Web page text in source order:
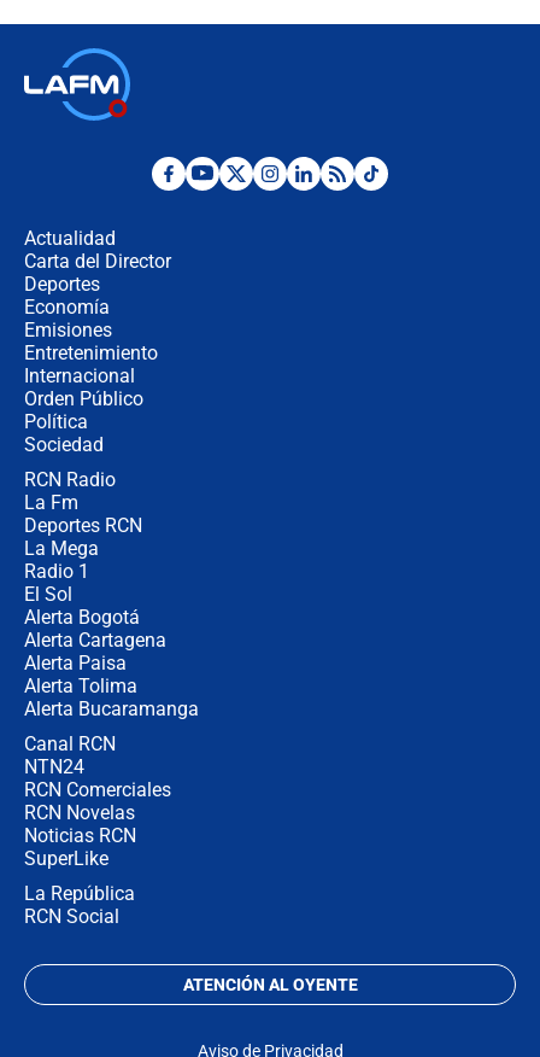
Desde dermatitis hasta infecciones:
Actualidad
Carta del Director
Deportes
Economía
Emisiones
Entretenimiento
Internacional
Orden Público
Política
Sociedad
RCN Radio
La Fm
Deportes RCN
La Mega
Radio 1
El Sol
Alerta Bogotá
Alerta Cartagena
Alerta Paisa
Alerta Tolima
Alerta Bucaramanga
Canal RCN
NTN24
RCN Comerciales
RCN Novelas
Noticias RCN
SuperLike
La República
RCN Social
ATENCIÓN AL OYENTE
Aviso de Privacidad